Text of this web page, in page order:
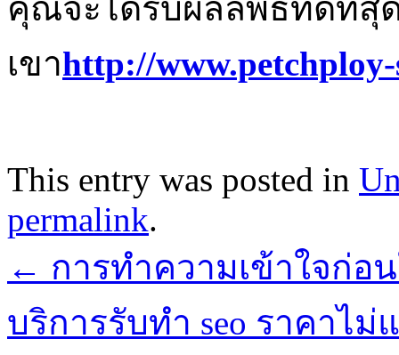
คุณจะได้รับผลลัพธ์ที่ดีที่สุ
เขาhttp://
This entry was posted in
permalink.
← การทำความเข้าใจก่อ
บริการรับทำ seo ราคาไ